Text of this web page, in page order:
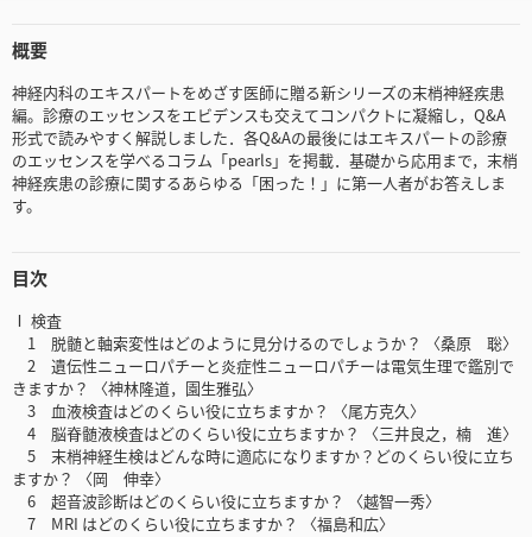
概要
神経内科のエキスパートをめざす医師に贈る新シリーズの末梢神経疾患
編。診療のエッセンスをエビデンスも交えてコンパクトに凝縮し，Q&A
形式で読みやすく解説しました．各Q&Aの最後にはエキスパートの診療
のエッセンスを学べるコラム「pearls」を掲載．基礎から応用まで，末梢
神経疾患の診療に関するあらゆる「困った！」に第一人者がお答えしま
す。
目次
Ⅰ 検査
1 脱髄と軸索変性はどのように見分けるのでしょうか？ 〈桑原 聡〉
2 遺伝性ニューロパチーと炎症性ニューロパチーは電気生理で鑑別で
きますか？ 〈神林隆道，園生雅弘〉
3 血液検査はどのくらい役に立ちますか？ 〈尾方克久〉
4 脳脊髄液検査はどのくらい役に立ちますか？ 〈三井良之，楠 進〉
5 末梢神経生検はどんな時に適応になりますか？どのくらい役に立ち
ますか？ 〈岡 伸幸〉
6 超音波診断はどのくらい役に立ちますか？ 〈越智一秀〉
7 MRI はどのくらい役に立ちますか？ 〈福島和広〉